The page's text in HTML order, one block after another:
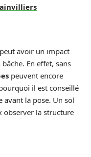
avoir un impact
En effet, sans
peuvent encore
il est conseillé
la pose. Un sol
observer la structure